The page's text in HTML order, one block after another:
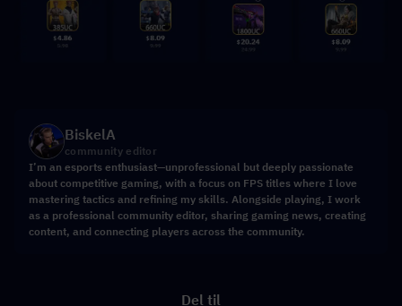
BiskelA
community editor
I’m an esports enthusiast—unprofessional but deeply passionate
about competitive gaming, with a focus on FPS titles where I love
mastering tactics and refining my skills. Alongside playing, I work
as a professional community editor, sharing gaming news, creating
content, and connecting players across the community.
Del til